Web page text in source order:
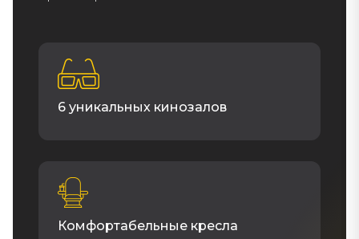
6 уникальных кинозалов
Комфортабельные кресла